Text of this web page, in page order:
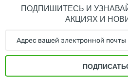
ПОДПИШИТЕСЬ И
АКЦИЯХ И